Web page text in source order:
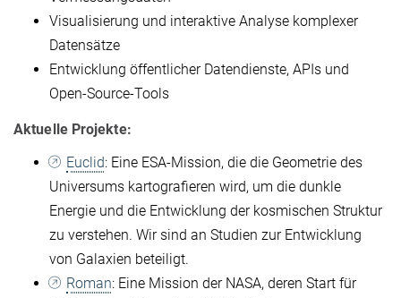
Visualisierung und interaktive Analyse komplexer
Datensätze
Entwicklung öffentlicher Datendienste, APIs und
Open-Source-Tools
Aktuelle Projekte:
Euclid: Eine ESA-Mission, die die Geometrie des
Universums kartografieren wird, um die dunkle
Energie und die Entwicklung der kosmischen Struktur
zu verstehen. Wir sind an Studien zur Entwicklung
von Galaxien beteiligt.
Roman: Eine Mission der NASA, deren Start für